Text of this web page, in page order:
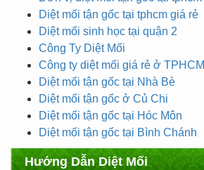
Diệt mối tận gốc tại tphcm giá rẻ
Diệt mối sinh học tại quận 2
Công Ty Diệt Mối
Công ty diệt mối giá rẻ ở TPHCM
Diệt mối tận gốc tại Nhà Bè
Diệt mối tận gốc ở Củ Chi
Diệt mối tận gốc tại Hóc Môn
Diệt mối tận gốc tại Bình Chánh
Hướng Dẫn Diệt Mối